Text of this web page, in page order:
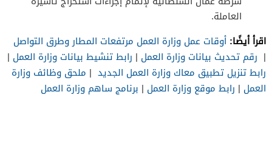
العاملة.
اقرأ أيضًا: أوقات عمل وزارة العمل مرتفعات المطار وطرق التواصل
| رقم تحديث بيانات وزارة العمل | رابط تنشيط بيانات وزارة العمل |
رابط تنزيل تطبيق معاك وزارة العمل الجديد | ملحق وظائف وزارة
العمل | رابط موقع وزارة العمل | برنامج ساهم وزارة العمل